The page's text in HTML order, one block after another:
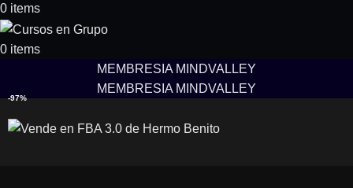
0 items
0 items
MEMBRESIA MINDVALLEY
MEMBRESIA MINDVALLEY
-97%